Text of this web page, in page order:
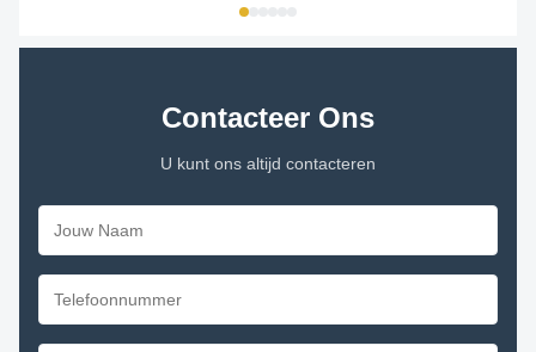
Contacteer Ons
U kunt ons altijd contacteren